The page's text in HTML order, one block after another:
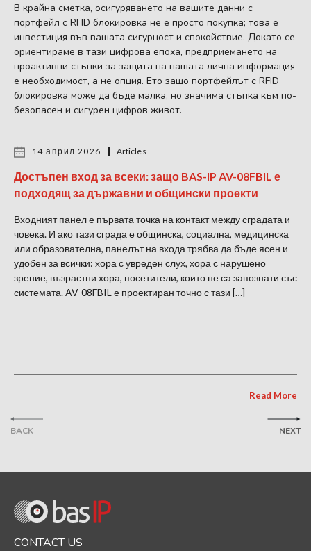
В крайна сметка, осигуряването на вашите данни с
портфейл с RFID блокировка не е просто покупка; това е
инвестиция във вашата сигурност и спокойствие. Докато се
ориентираме в тази цифрова епоха, предприемането на
проактивни стъпки за защита на нашата лична информация
е необходимост, а не опция. Ето защо портфейлът с RFID
блокировка може да бъде малка, но значима стъпка към по-
безопасен и сигурен цифров живот.
BACK
14 април 2026 Articles
Достъпен вход за всеки: защо BAS-IP AV-08FBIL е
подходящ за държавни и общински проекти
Входният панел е първата точка на контакт между сградата и
човека. И ако тази сграда е общинска, социална, медицинска
или образователна, панелът на входа трябва да бъде ясен и
удобен за всички: хора с увреден слух, хора с нарушено
зрение, възрастни хора, посетители, които не са запознати със
системата. AV-08FBIL е проектиран точно с тази […]
Read More
NEXT
CONTACT US